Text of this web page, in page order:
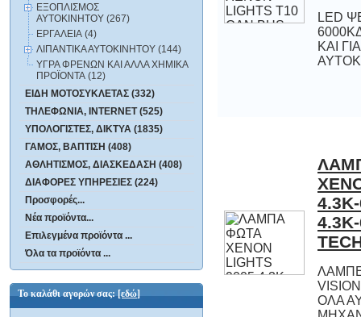
ΕΞΟΠΛΙΣΜΟΣ
ΑΥΤΟΚΙΝΗΤΟΥ (267)
ΕΡΓΑΛΕΙΑ (4)
ΛΙΠΑΝΤΙΚΑ ΑΥΤΟΚΙΝΗΤΟΥ (144)
ΥΓΡΑ ΦΡΕΝΩΝ ΚΑΙ ΑΛΛΑ ΧΗΜΙΚΑ
ΠΡΟΪΟΝΤΑ (12)
ΕΙΔΗ ΜΟΤΟΣΥΚΛΕΤΑΣ (332)
ΤΗΛΕΦΩΝΙΑ, INTERNET (525)
ΥΠΟΛΟΓΙΣΤΕΣ, ΔΙΚΤΥΑ (1835)
ΓΑΜΟΣ, ΒΑΠΤΙΣΗ (408)
ΑΘΛΗΤΙΣΜΟΣ, ΔΙΑΣΚΕΔΑΣΗ (408)
ΔΙΑΦΟΡΕΣ ΥΠΗΡΕΣΙΕΣ (224)
Προσφορές...
Νέα προϊόντα...
Επιλεγμένα προϊόντα ...
Όλα τα προϊόντα ...
Το καλάθι αγορών σας:[εδώ]
LED
ΚΑΙ
4.3K-
4.3K-
ΟΛΑ